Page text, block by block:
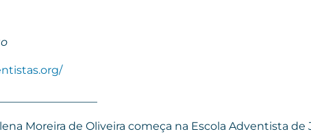
Moreira de Oliveira começa na Escola Adventista de